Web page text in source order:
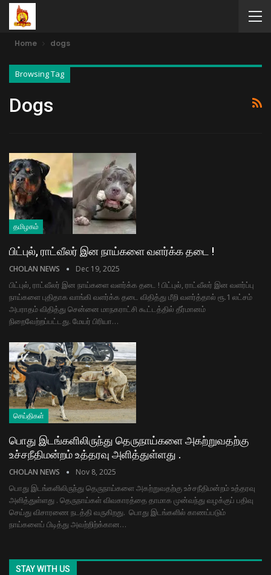
Home dogs
Browsing Tag
Dogs
தமிழகம்
பிட்புல், ராட்வீலர் இன நாய்களை வளர்க்க தடை !
CHOLAN NEWS Dec 19, 2025
பிட்புல், ராட்வீலர் இன நாய்களை வளர்க்க தடை ! பிட்புல், ராட்வீலர் இன வளர்ப்பு
நாய்களை புதிதாக வாங்கி வளர்க்க தடை விதித்து மீறி வளர்த்தால் ரூ.1 லட்சம்
அபராதம் விதித்து சென்னை மாநகராட்சி கூட்டத்தில் தீர்மானம்
நிறைவேற்றப்பட்டது. மேயர் பிரியா…
செய்திகள்
பொது இடங்களிலிருந்து தெருநாய்களை அகற்றுவதற்கு
உச்சநீதிமன்றம் உத்தரவு அளித்துள்ளது .
CHOLAN NEWS Nov 8, 2025
பொது இடங்களிலிருந்து தெருநாய்களை அகற்றுவதற்கு உச்சநீதிமன்றம் உத்தரவு
அளித்துள்ளது . தெருநாய்கள் விவகாரத்தை தாமாக முன்வந்து வழக்குப் பதிவு
செய்து விசாரணை நடத்தி வருகிறது. பொது இடங்களில் காணப்படும்
நாய்களைப் பிடித்து அவற்றிற்க்கான…
STAY WITH US